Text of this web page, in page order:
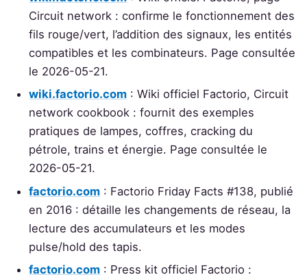
Circuit network : confirme le fonctionnement des
fils rouge/vert, l’addition des signaux, les entités
compatibles et les combinateurs. Page consultée
le 2026-05-21.
wiki.factorio.com : Wiki officiel Factorio, Circuit
network cookbook : fournit des exemples
pratiques de lampes, coffres, cracking du
pétrole, trains et énergie. Page consultée le
2026-05-21.
factorio.com : Factorio Friday Facts #138, publié
en 2016 : détaille les changements de réseau, la
lecture des accumulateurs et les modes
pulse/hold des tapis.
factorio.com : Press kit officiel Factorio :